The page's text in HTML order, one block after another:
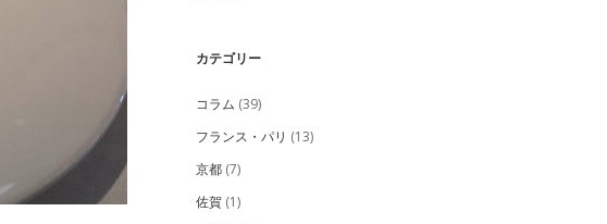
カテゴリー
コラム (39)
フランス・パリ (13)
京都(7)
佐賀(1)